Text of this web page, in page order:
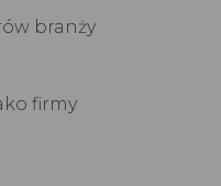
branży
firmy